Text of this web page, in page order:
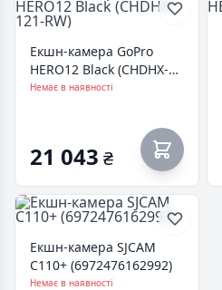
Екшн-камера GoPro
HERO12 Black (CHDHX-
121-RW)
Немає в наявності
21 043 ₴
Екшн-камера SJCAM
C110+ (6972476162992)
Немає в наявності